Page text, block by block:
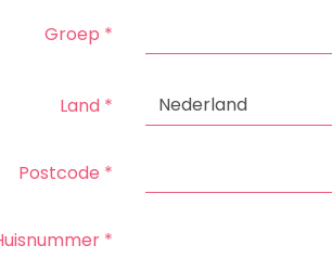
Groep *
Land * Nederland
Postcode *
*